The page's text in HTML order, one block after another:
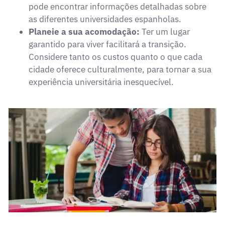
pode encontrar informações detalhadas sobre
as diferentes universidades espanholas.
Planeie a sua acomodação: Ter um lugar
garantido para viver facilitará a transição.
Considere tanto os custos quanto o que cada
cidade oferece culturalmente, para tornar a sua
experiência universitária inesquecível.